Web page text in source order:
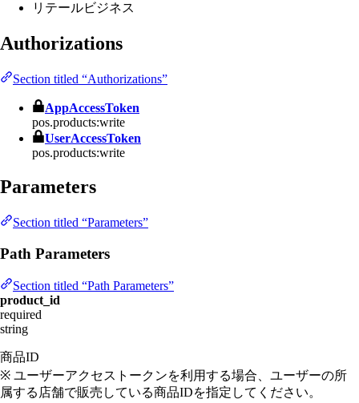
リテールビジネス
Authorizations
Section titled “Authorizations”
AppAccessToken
pos.products:write
UserAccessToken
pos.products:write
Parameters
Section titled “Parameters”
Path Parameters
Section titled “Path Parameters”
product_id
required
string
商品ID
※ ユーザーアクセストークンを利用する場合、ユーザーの所
属する店舗で販売している商品IDを指定してください。